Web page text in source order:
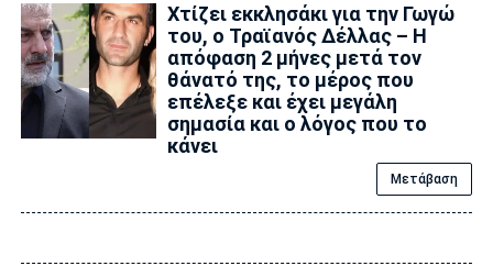
Xτίζει εκκλησάκι για την Γωγώ
του, ο Τραϊανός Δέλλας – Η
απόφαση 2 μήνες μετά τον
θάνατό της, το μέρος που
επέλεξε και έχει μεγάλη
σημασία και ο λόγος που το
κάνει
Μετάβαση